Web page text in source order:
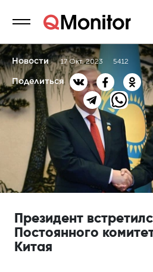
Новости 17 Окт, 2023 5412
Поделиться
Президент
Постоянного
Китая